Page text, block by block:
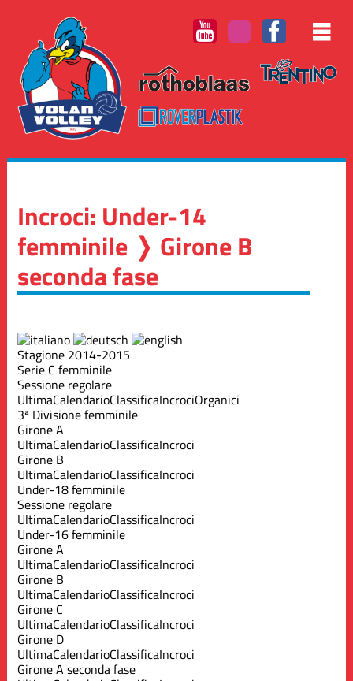
Incroci: Under-14
femminile ❭ Girone B
seconda fase
Stagione 2014-2015
Serie C femminile
Sessione regolare
UltimaCalendarioClassificaIncrociOrganici
3ª Divisione femminile
Girone A
UltimaCalendarioClassificaIncroci
Girone B
UltimaCalendarioClassificaIncroci
Under-18 femminile
Sessione regolare
UltimaCalendarioClassificaIncroci
Under-16 femminile
Girone A
UltimaCalendarioClassificaIncroci
Girone B
UltimaCalendarioClassificaIncroci
Girone C
UltimaCalendarioClassificaIncroci
Girone D
UltimaCalendarioClassificaIncroci
Girone A seconda fase